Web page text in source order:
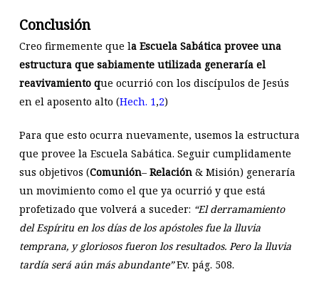
Conclusión
Creo firmemente que la Escuela Sabática provee una
estructura que sabiamente utilizada generaría el
reavivamiento que ocurrió con los discípulos de Jesús
en el aposento alto (Hech. 1,2)
Para que esto ocurra nuevamente, usemos la estructura
que provee la Escuela Sabática. Seguir cumplidamente
sus objetivos (Comunión– Relación& Misión) generaría
un movimiento como el que ya ocurrió y que está
profetizado que volverá a suceder: “El derramamiento
del Espíritu en los días de los apóstoles fue la lluvia
temprana, y gloriosos fueron los resultados. Pero la lluvia
tardía será aún más abundante”Ev. pág. 508.